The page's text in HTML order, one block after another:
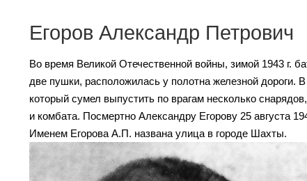
Егоров Александр Петрович
Во время Великой Отечественной войны, зимой 1943 г.
две пушки, расположилась у полотна железной дороги.
который сумел выпустить по врагам несколько
и комбата. Посмертно Александру Егорову 25 августа
Именем Егорова А.П. названа улица в городе Шахты.